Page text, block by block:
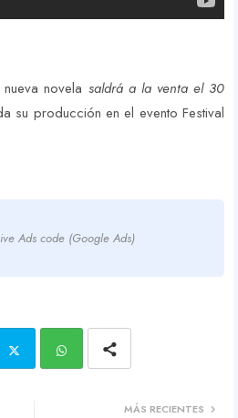
novela saldrá a la venta el 30
su producción en el evento Festival
Ads code (Google Ads)
MÁS RECIENTES